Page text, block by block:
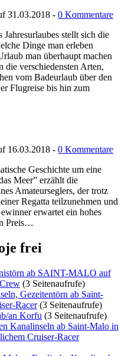
31.03.2018 - 0 Kommentare
Jahresurlaubes stellt sich die
Dinge man erleben
man überhaupt machen
die verschiedensten Arten,
vom Badeurlaub über den
Flugreise bis hin zum
16.03.2018 - 0 Kommentare
Geschichte um eine
Meer” erzählt die
Amateurseglers, der trotz
Regatta teilzunehmen und
erwartet ein hohes
Preis…
frei
ab SAINT-MALO auf
(3 Seitenaufrufe)
Gezeitentörn ab Saint-
Racer(3 Seitenaufrufe)
an Korfu (3 Seitenaufrufe)
Kanalinseln ab Saint-Malo in
Cruiser-Racer